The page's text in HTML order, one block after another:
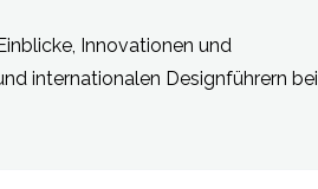
Innovationen und
internationalen Designführern bei